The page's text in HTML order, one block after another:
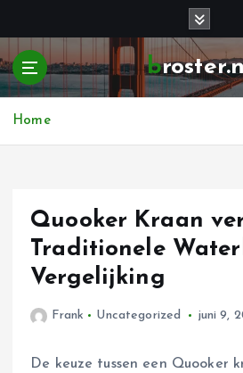
a
a
Home
Quooker Kraan
Traditionele
Vergelijking
Frank Uncategorized juni 9,
De keuze tussen een Quooker